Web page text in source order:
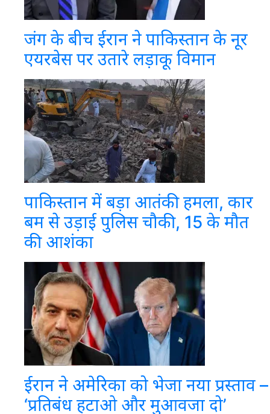
जंग के बीच ईरान ने पाकिस्तान के नूर
एयरबेस पर उतारे लड़ाकू विमान
पाकिस्तान में बड़ा आतंकी हमला, कार
बम से उड़ाई पुलिस चौकी, 15 के मौत
की आशंका
ईरान ने अमेरिका को भेजा नया प्रस्ताव –
‘प्रतिबंध हटाओ और मुआवजा दो’